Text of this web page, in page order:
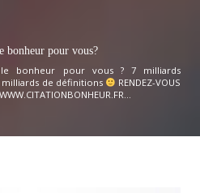
bonheur pour vous?
bonheur pour vous ? 7 milliards
milliards de définitions
RENDEZ-VOUS